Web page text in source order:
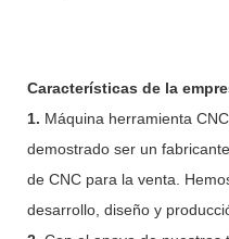
Características de la
1. Máquina herramienta
demostrado ser un
de CNC para la venta.
desarrollo, diseño y